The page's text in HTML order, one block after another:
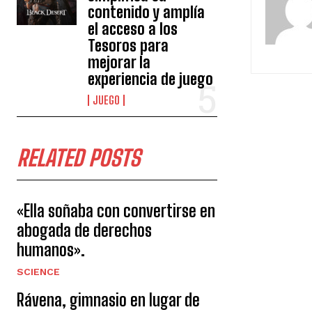
contenido y amplía
el acceso a los
Tesoros para
mejorar la
experiencia de juego
JUEGO
RELATED POSTS
«Ella soñaba con convertirse en
abogada de derechos
humanos».
SCIENCE
Rávena, gimnasio en lugar de